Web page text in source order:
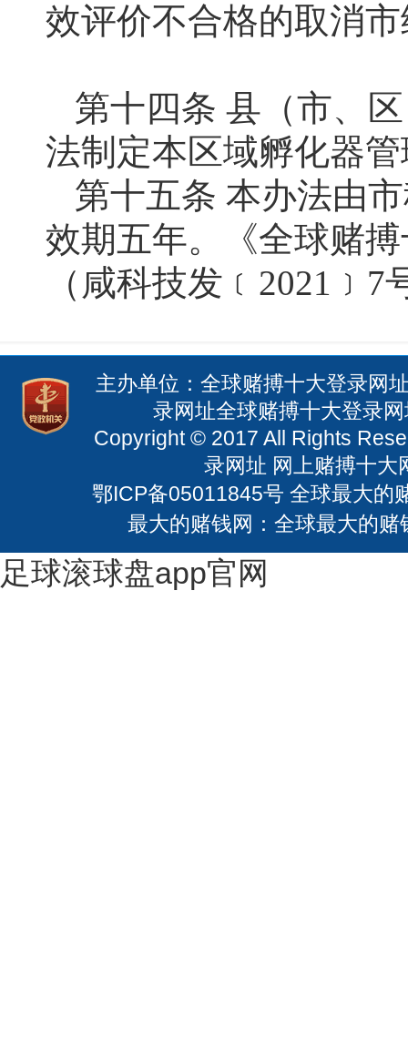
效评价不合格的取消
第十四条 县（市、
法制定本区域孵化器
第十五条 本办法由
效期五年。《全球赌
（咸科技发
主办单位：全球赌搏十大登录网
录网址全球赌搏十大登录
Copyright © 2017 All Rights
录网址 网上赌搏十大
鄂ICP备05011845号 全球最大的
最大的赌钱网：全球最大的
足球滚球盘app官网